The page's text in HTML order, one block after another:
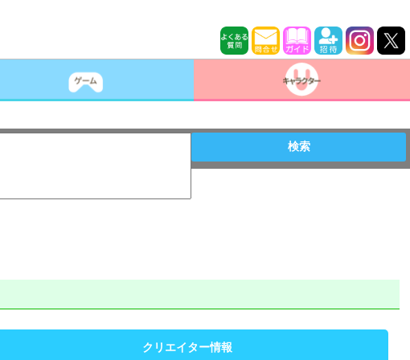
検索
クリエイター情報